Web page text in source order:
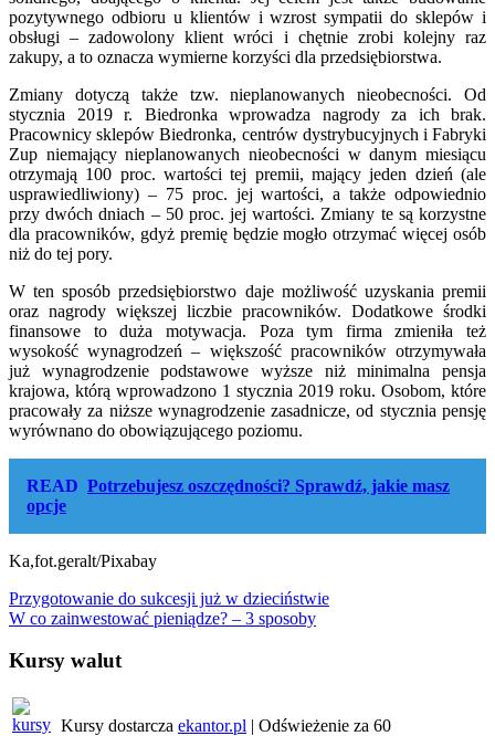
pozytywnego odbioru u klientów i wzrost sympatii do sklepów i
obsługi – zadowolony klient wróci i chętnie zrobi kolejny raz
zakupy, a to oznacza wymierne korzyści dla przedsiębiorstwa.
Zmiany dotyczą także tzw. nieplanowanych nieobecności. Od
stycznia 2019 r. Biedronka wprowadza nagrody za ich brak.
Pracownicy sklepów Biedronka, centrów dystrybucyjnych i Fabryki
Zup niemający nieplanowanych nieobecności w danym miesiącu
otrzymają 100 proc. wartości tej premii, mający jeden dzień (ale
usprawiedliwiony) – 75 proc. jej wartości, a także odpowiednio
przy dwóch dniach – 50 proc. jej wartości. Zmiany te są korzystne
dla pracowników, gdyż premię będzie mogło otrzymać więcej osób
niż do tej pory.
W ten sposób przedsiębiorstwo daje możliwość uzyskania premii
oraz nagrody większej liczbie pracowników. Dodatkowe środki
finansowe to duża motywacja. Poza tym firma zmieniła też
wysokość wynagrodzeń – większość pracowników otrzymywała
już wynagrodzenie podstawowe wyższe niż minimalna pensja
krajowa, którą wprowadzono 1 stycznia 2019 roku. Osobom, które
pracowały za niższe wynagrodzenie zasadnicze, od stycznia pensję
wyrównano do obowiązującego poziomu.
READ Potrzebujesz oszczędności? Sprawdź, jakie masz
opcje
Ka,fot.geralt/Pixabay
Nawigacja
wpisu
Przygotowanie do sukcesji już w dzieciństwie
W co zainwestować pieniądze? – 3 sposoby
Kursy walut
Kursy dostarcza ekantor.pl | Odświeżenie za 60